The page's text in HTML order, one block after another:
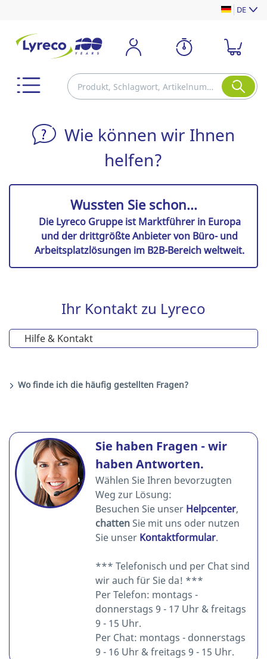
DE
Wie können wir Ihnen
helfen?
Wussten Sie schon...
Die Lyreco Gruppe ist Marktführer in Europa
und der drittgrößte Anbieter von Büro- und
Arbeitsplatzlösungen im B2B-Bereich weltweit.
Ihr Kontakt zu Lyreco
Hilfe & Kontakt
Wo finde ich die häufig gestellten Fragen?
Sie haben Fragen - wir
haben Antworten.
Wählen Sie Ihren bevorzugten
Weg zur Lösung:
Besuchen Sie unser Helpcenter,
chattenSie mit uns oder nutzen
Sie unser Kontaktformular.
*** Telefonisch und per Chat sind
wir auch für Sie da! ***
Per Telefon: montags -
donnerstags 9 - 17 Uhr & freitags
9 - 15 Uhr.
Per Chat: montags - donnerstags
9 - 16 Uhr & freitags 9 - 15 Uhr.